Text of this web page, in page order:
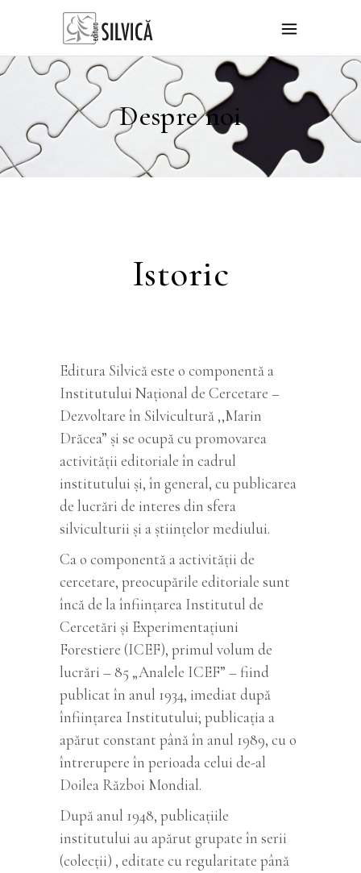
Despre noi
Istoric
Editura Silvică este o componentă a
Institutului Național de Cercetare –
Dezvoltare în Silvicultură ,,Marin
Drăcea” și se ocupă cu promovarea
activității editoriale în cadrul
institutului și, în general, cu publicarea
de lucrări de interes din sfera
silviculturii și a științelor mediului.
Ca o componentă a activităţii de
cercetare, preocupările editoriale sunt
încă de la înfiinţarea Institutul de
Cercetări şi Experimentaţiuni
Forestiere (ICEF), primul volum de
lucrări – 85 „Analele ICEF” – fiind
publicat în anul 1934, imediat după
înfiinţarea Institutului; publicaţia a
apărut constant până în anul 1989, cu o
întrerupere în perioada celui de-al
Doilea Război Mondial.
După anul 1948, publicaţiile
institutului au apărut grupate în serii
(colecţii) , editate cu regularitate până